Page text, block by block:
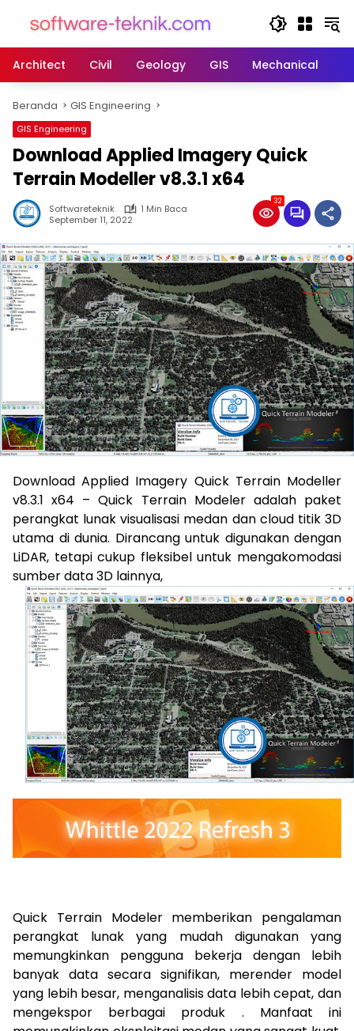
Architect
Civil Geology GIS Mechanical
Beranda GIS Engineering
GIS Engineering
Download Applied Imagery Quick
Terrain Modeller v8.3.1 x64
Softwareteknik
1 Min Baca
September 11, 2022
32
Download Applied Imagery Quick Terrain Modeller
v8.3.1 x64 – Quick Terrain Modeler adalah paket
perangkat lunak visualisasi medan dan cloud titik 3D
utama di dunia. Dirancang untuk digunakan dengan
LiDAR, tetapi cukup fleksibel untuk mengakomodasi
sumber data 3D lainnya,
Quick Terrain Modeler memberikan pengalaman
perangkat lunak yang mudah digunakan yang
memungkinkan pengguna bekerja dengan lebih
banyak data secara signifikan, merender model
yang lebih besar, menganalisis data lebih cepat, dan
mengekspor berbagai produk . Manfaat ini